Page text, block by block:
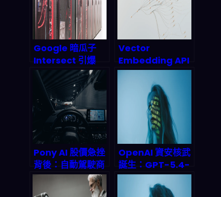
Google 暗瓜子
Intersect 引爆
2026 数据中心电
源革命：AI 算力狂
飙背後的能源生存
战
Vector
Embedding API
市場大爆發：
2026 年語意向量
基礎設施為何成為
AI 產業的隱形冠
Pony AI 股價急挫
背後：自動駕駛商
用化卡關點、監管
壓力與下一輪估值
OpenAI 資安核武
誕生：GPT-5.4-
Cyber 將如何重
塑 2026 年企業防